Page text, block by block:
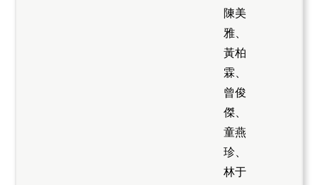
陳美
雅、
黃柏
霖、
曾俊
傑、
童燕
珍、
林于